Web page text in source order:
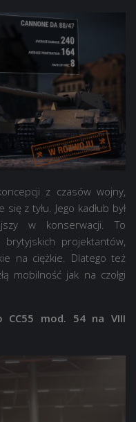
z czasów wojny,
z tyłu. Jego kadłub był
w konserwacji. To
brytyjskich projektantów,
na ciężkie. Dlatego też
mobilność jak na czołgi
CC55 mod. 54 na VIII